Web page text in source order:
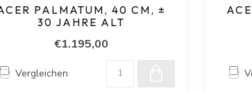
PALMATUM, 40 CM, ±
30 JAHRE ALT
€1.195,00
Vergleichen